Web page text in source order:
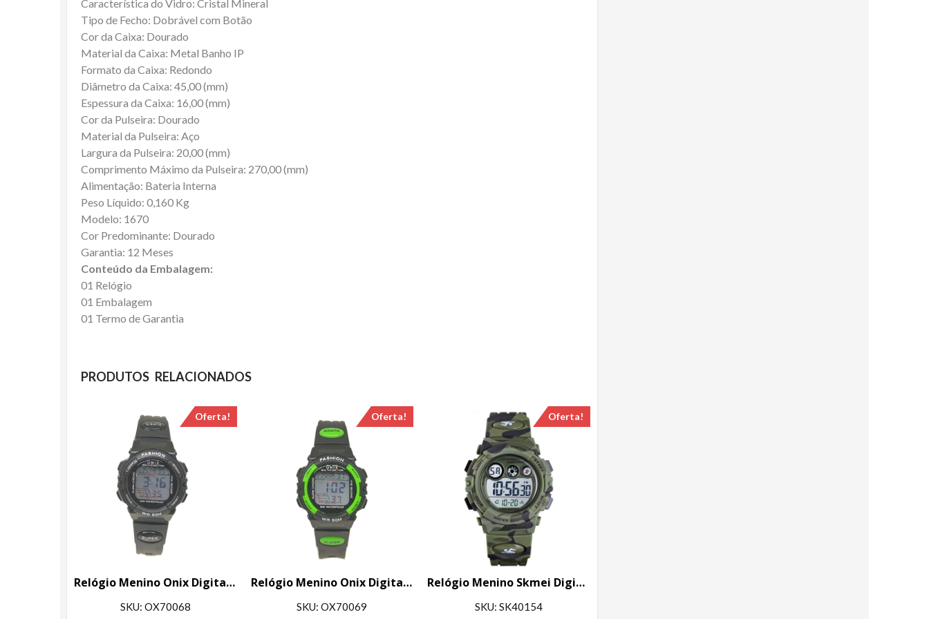
Característica do Vidro: Cristal Mineral
Tipo de Fecho: Dobrável com Botão
Cor da Caixa: Dourado
Material da Caixa: Metal Banho IP
Formato da Caixa: Redondo
Diâmetro da Caixa: 45,00 (mm)
Espessura da Caixa: 16,00 (mm)
Cor da Pulseira: Dourado
Material da Pulseira: Aço
Largura da Pulseira: 20,00 (mm)
Comprimento Máximo da Pulseira: 270,00 (mm)
Alimentação: Bateria Interna
Peso Líquido: 0,160 Kg
Modelo: 1670
Cor Predominante: Dourado
Garantia: 12 Meses
Conteúdo da Embalagem:
01 Relógio
01 Embalagem
01 Termo de Garantia
PRODUTOS RELACIONADOS
Oferta!
Relógio Menino Onix Digital IT-619 (0101) Preto
SKU: OX70068
Oferta!
Relógio Menino Onix Digital IT-619 (0162) Preto e Verde
SKU: OX70069
Oferta!
Relógio Menino Skmei Digital 1547 Verde Camuflado
SKU: SK40154